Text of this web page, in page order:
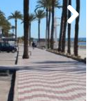
Next